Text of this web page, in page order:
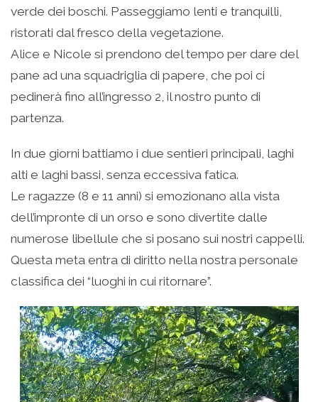
verde dei boschi. Passeggiamo lenti e tranquilli,
ristorati dal fresco della vegetazione.
Alice e Nicole si prendono del tempo per dare del
pane ad una squadriglia di papere, che poi ci
pedinerà fino all’ingresso 2, il nostro punto di
partenza.
In due giorni battiamo i due sentieri principali, laghi
alti e laghi bassi, senza eccessiva fatica.
Le ragazze (8 e 11 anni) si emozionano alla vista
dell’impronte di un orso e sono divertite dalle
numerose libellule che si posano sui nostri cappelli.
Questa meta entra di diritto nella nostra personale
classifica dei “luoghi in cui ritornare”.